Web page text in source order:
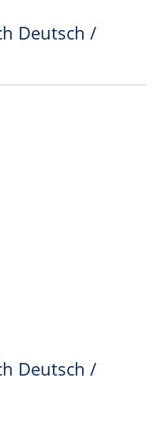
Deutsch /
Deutsch /